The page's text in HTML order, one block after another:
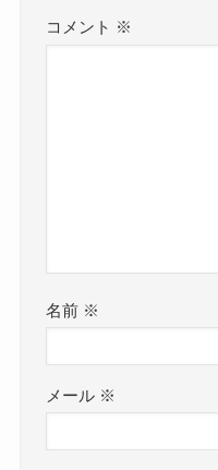
コメント ※
名前 ※
メール ※